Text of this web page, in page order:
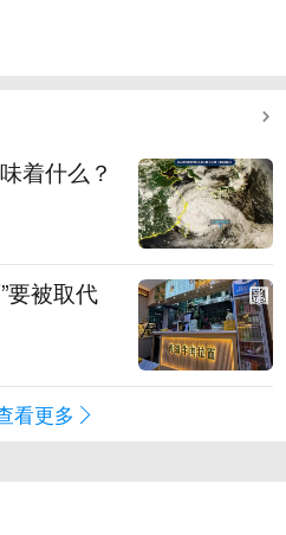
着什么？
要被取代
看更多